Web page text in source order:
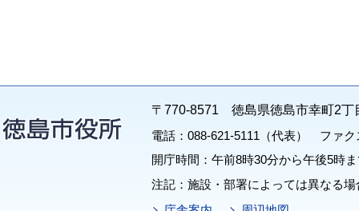
〒770-8571 徳島県徳島市幸町2丁
電話：088-621-5111（代表） ファク
開庁時間：午前8時30分から午後5時
注記：施設・部署によっては異なる